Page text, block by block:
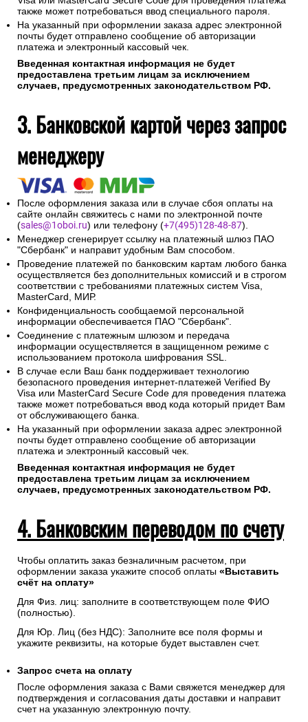
также может потребоваться ввод специального пароля.
На указанный при оформлении заказа адрес электронной
почты будет отправлено сообщение об авторизации
платежа и электронный кассовый чек.
Введенная контактная информация не будет
предоставлена третьим лицам за исключением
случаев, предусмотренных законодательством РФ.
3. Банковской картой через запрос
менеджеру
После оформления заказа или в случае сбоя оплаты на
сайте онлайн свяжитесь с нами по электронной почте
(sales@1oboi.ru) или телефону (+7(495)128-48-87).
Менеджер сгенерирует ссылку на платежный шлюз ПАО
"Сбербанк" и направит удобным Вам способом.
Проведение платежей по банковским картам любого банка
осуществляется без дополнительных комиссий и в строгом
соответствии с требованиями платежных систем Visa,
MasterCard, МИР.
Конфиденциальность сообщаемой персональной
информации обеспечивается ПАО "Сбербанк".
Соединение с платежным шлюзом и передача
информации осуществляется в защищенном режиме с
использованием протокола шифрования SSL.
В случае если Ваш банк поддерживает технологию
безопасного проведения интернет-платежей Verified By
Visa или MasterCard Secure Code для проведения платежа
также может потребоваться ввод кода который придет Вам
от обслуживающего банка.
На указанный при оформлении заказа адрес электронной
почты будет отправлено сообщение об авторизации
платежа и электронный кассовый чек.
Введенная контактная информация не будет
предоставлена третьим лицам за исключением
случаев, предусмотренных законодательством РФ.
4. Банковским переводом по счету
Чтобы оплатить заказ безналичным расчетом, при
оформлении заказа укажите способ оплаты «Выставить
счёт на оплату»
Для Физ. лиц: заполните в соответствующем поле ФИО
(полностью).
Для Юр. Лиц (без НДС): Заполните все поля формы и
укажите реквизиты, на которые будет выставлен счет.
Запрос счета на оплату
После оформления заказа с Вами свяжется менеджер для
подтверждения и согласования даты доставки и направит
счет на указанную электронную почту.